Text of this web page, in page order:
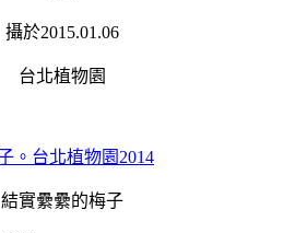
攝於2015.01.06
台北植物園
結實纍纍的梅子